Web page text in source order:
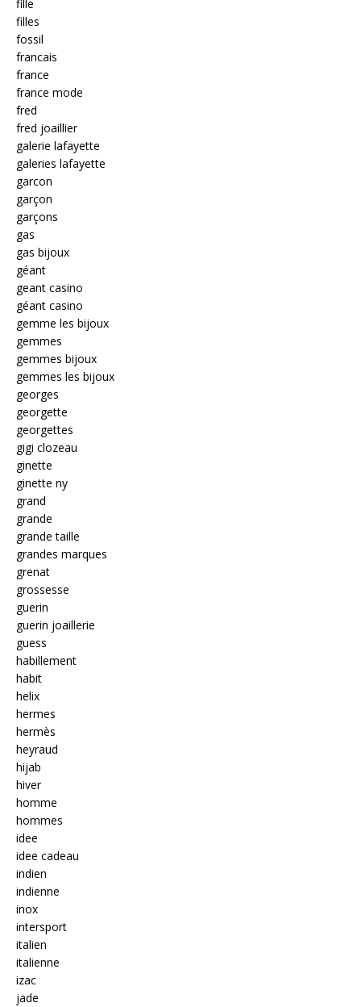
fille
filles
fossil
francais
france
france mode
fred
fred joaillier
galerie lafayette
galeries lafayette
garcon
garçon
garçons
gas
gas bijoux
géant
geant casino
géant casino
gemme les bijoux
gemmes
gemmes bijoux
gemmes les bijoux
georges
georgette
georgettes
gigi clozeau
ginette
ginette ny
grand
grande
grande taille
grandes marques
grenat
grossesse
guerin
guerin joaillerie
guess
habillement
habit
helix
hermes
hermès
heyraud
hijab
hiver
homme
hommes
idee
idee cadeau
indien
indienne
inox
intersport
italien
italienne
izac
jade